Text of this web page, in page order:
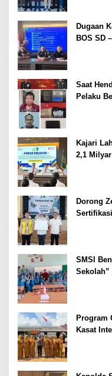
Dugaan
BOS SD
Saat
Pelaku
Kajari
2,1
Dorong
SMSI
Sekolah”
Program
Kasat